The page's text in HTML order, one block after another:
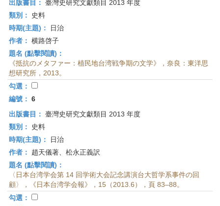
出版書目： 臺灣史研究文獻類目 2013 年度
類別：
史料
時期(主題)：
日治
作者： 横路啓子
題名 (點擊閱讀)：
《抵抗のメタファー：植民地台湾戦争期の文学》，奈良：東洋思
想研究所，2013。
勾選：
編號： 6
出版書目： 臺灣史研究文獻類目 2013 年度
類別：
史料
時期(主題)：
日治
作者：
趙天儀著、松永正義訳
題名 (點擊閱讀)：
〈日本台湾学会第 14 回学術大会記念講演台大哲学系事件の回
顧〉，《日本台湾学会報》，15（2013.6），頁 83–88。
勾選：